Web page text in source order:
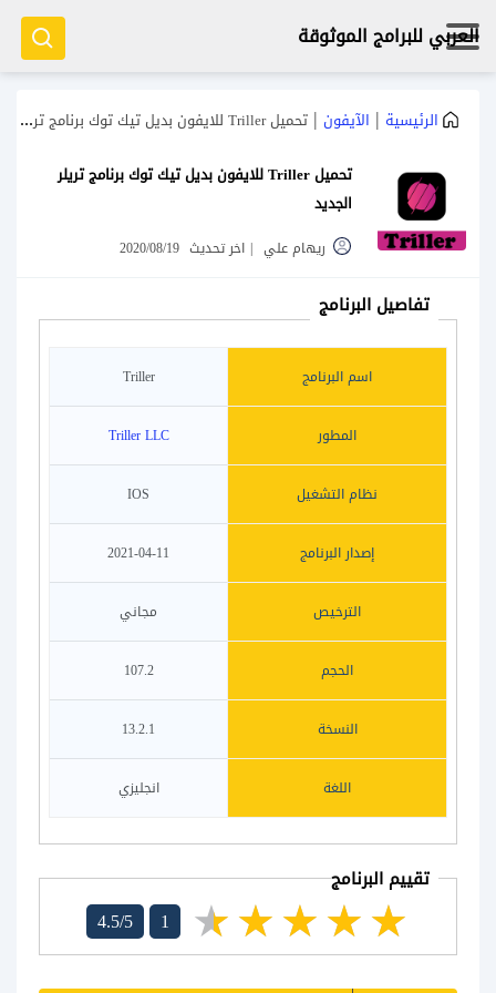
العربي للبرامج الموثوقة
الرئيسية | الآيفون | تحميل Triller للايفون بديل تيك توك برنامج تريلر الجديد
تحميل Triller للايفون بديل تيك توك برنامج تريلر
الجديد
ريهام علي | اخر تحديث 2020/08/19
تفاصيل البرنامج
اسم البرنامج Triller
المطور Triller LLC
نظام التشغيل IOS
إصدار البرنامج 2021-04-11
الترخيص مجاني
الحجم 107.2
النسخة 13.2.1
اللغة انجليزي
تقييم البرنامج
4.5/5 1